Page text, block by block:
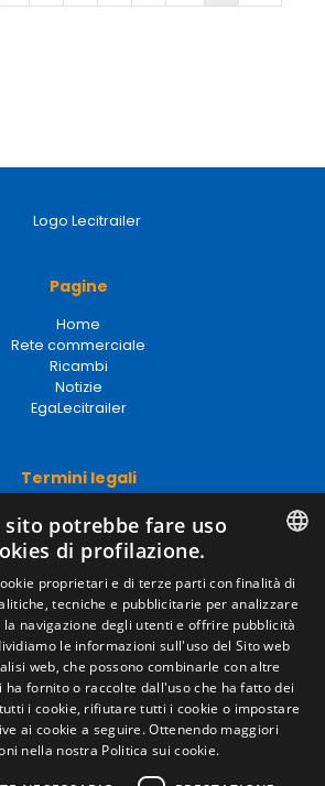
Pagine
Home
Rete commerciale
Ricambi
Notizie
EgaLecitrailer
Termini legali
Avviso legale
Politiche sulla privacy
Politica sui cookie
generali di vendita
Gestire i cookie
Contatto
los Huertos, S/N. Apdo 100 .
Casetas (Zaragoza) Spagna
SPANISH
ENGLISH
ITALIAN
PORTUGUESE
sito potrebbe fare uso
di profilazione.
proprietari e di terze parti con finalità di
tecniche e pubblicitarie per analizzare
navigazione degli utenti e offrire pubblicità
le informazioni sull'uso del Sito web
web, che possono combinarle con altre
ha fornito o raccolte dall'uso che ha fatto dei
i cookie, rifiutare tutti i cookie o impostare
ai cookie a seguire. Ottenendo maggiori
nella nostra Politica sui cookie.